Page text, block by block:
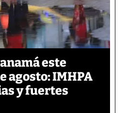
este
agosto: IMHPA
y fuertes